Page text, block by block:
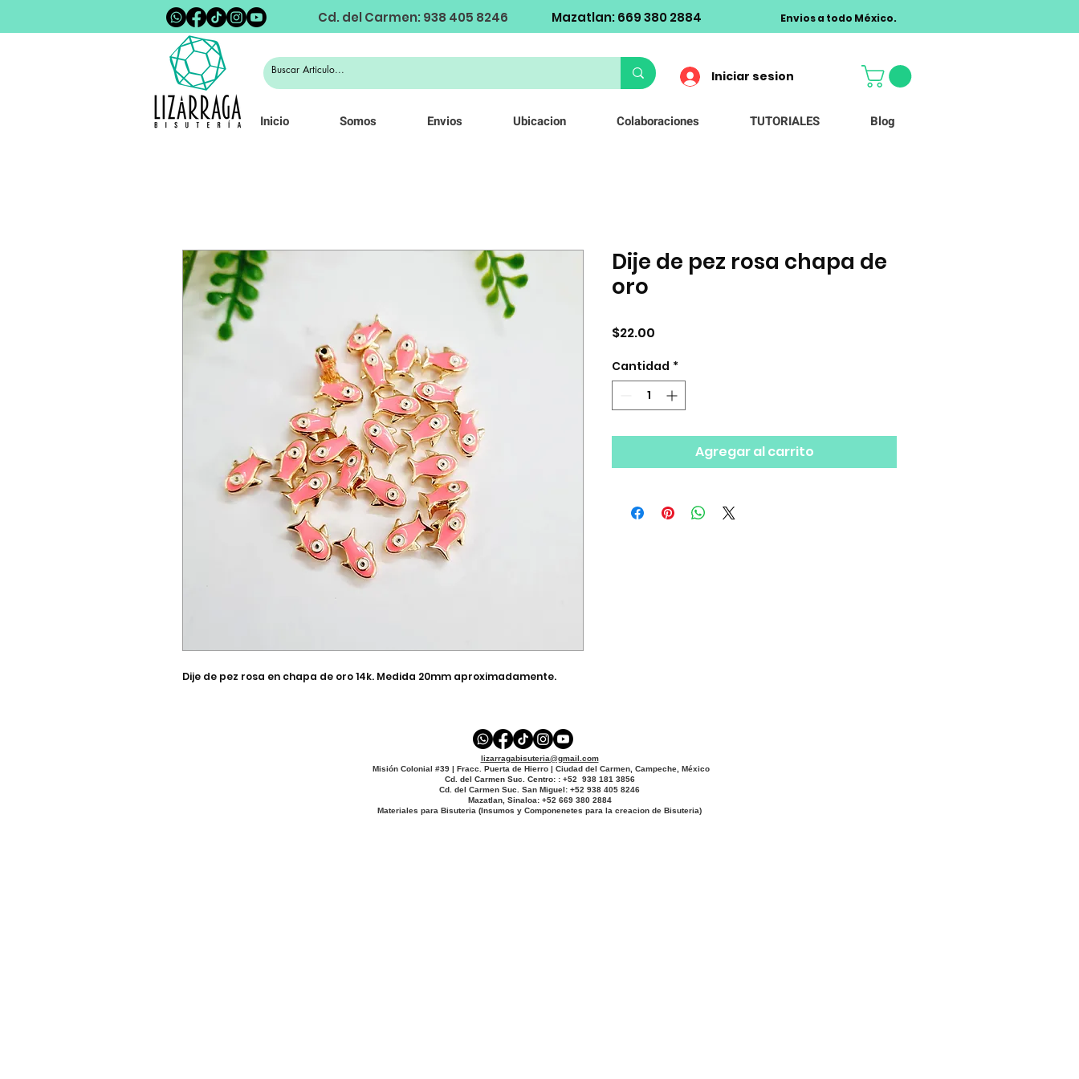
Cd. del Carmen: 938 405 8246 Mazatlan: 669 380 2884 Envios a todo México.
Iniciar sesion
Inicio Somos Envios Ubicacion Colaboraciones TUTORIALES Blog
Dije de pez rosa en chapa de oro 14k. Medida 20mm aproximadamente.
Dije de pez rosa chapa de
oro
$22.00
Cantidad *
Agregar al carrito
lizarragabisuteria@gmail.com
Misión Colonial #39 | Fracc. Puerta de Hierro | Ciudad del Carmen, Campeche, México
Cd. del Carmen Suc. Centro: : +52 938 181 3856
Cd. del Carmen Suc. San Miguel: +52 938 405 8246
Mazatlan, Sinaloa: +52 669 380 2884
Materiales para Bisuteria (Insumos y Componenetes para la creacion de Bisuteria)